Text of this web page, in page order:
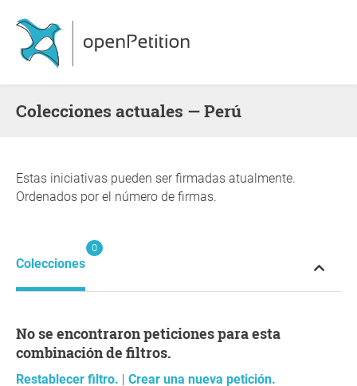
Colecciones actuales — Perú
Estas iniciativas pueden ser firmadas atualmente.
Ordenados por el número de firmas.
Colecciones
0
No se encontraron peticiones para esta
combinación de filtros.
Restablecer filtro. | Crear una nueva petición.